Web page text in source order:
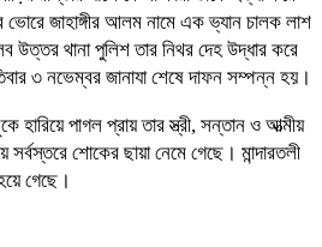
জাহাঙ্গীর আলম নামে এক ভ্যান চালক লাশ
উত্তর থানা পুলিশ তার নিথর দেহ উদ্ধার করে
৩ নভেম্বর জানাযা শেষে দাফন সম্পন্ন হয়।
পাগল প্রায় তার স্ত্রী, সন্তান ও আত্মীয়
শোকের ছায়া নেমে গেছে। মান্দারতলী
গেছে।